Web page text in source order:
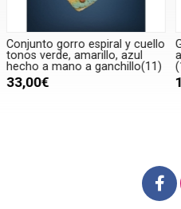
Gorro con pompón gris hecho
a mano a ganchillo-crochet
(18)
15,00€